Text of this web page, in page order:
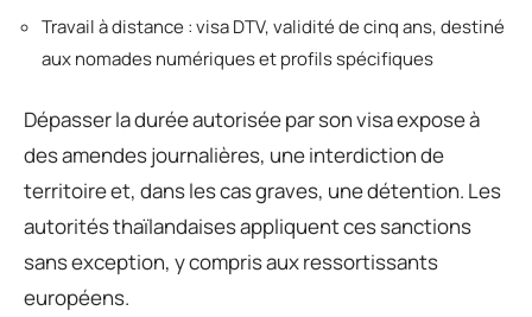
Travail à distance : visa DTV, validité de cinq ans, destiné
aux nomades numériques et profils spécifiques
Dépasser la durée autorisée par son visa expose à
des amendes journalières, une interdiction de
territoire et, dans les cas graves, une détention. Les
autorités thaïlandaises appliquent ces sanctions
sans exception, y compris aux ressortissants
européens.